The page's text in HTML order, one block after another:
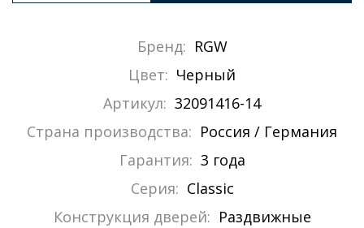
Бренд: RGW
Цвет: Черный
Артикул: 32091416-14
Страна производства: Россия / Германия
Гарантия: 3 года
Серия: Classic
Конструкция дверей: Раздвижные